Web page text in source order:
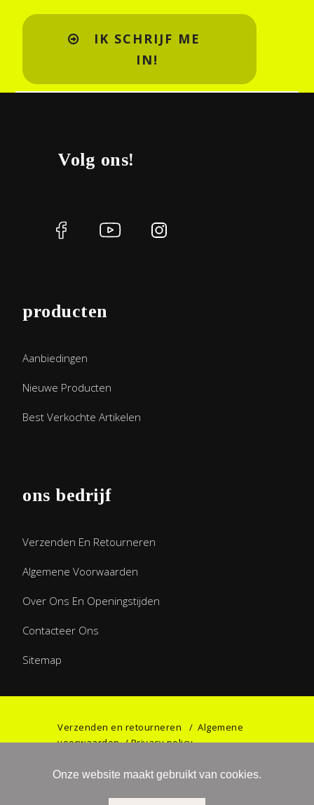
IK SCHRIJF ME
IN!
Volg ons!
producten
Aanbiedingen
Nieuwe Producten
Best Verkochte Artikelen
ons bedrijf
Verzenden En Retourneren
Algemene Voorwaarden
Over Ons En Openingstijden
Contacteer Ons
Sitemap
Verzenden en retourneren /Algemene
voorwaarden/Privacy policy
©2023 Games & Gifts by Haniel. All rights
Onze website maakt gebruikt van cookies.